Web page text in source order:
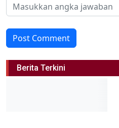
Post Comment
Berita Terkini